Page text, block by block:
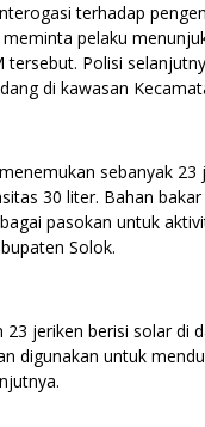
terhadap
pelaku
tersebut. Polisi
di kawasan
sebanyak 23
30 liter. Bahan
pasokan untuk
Solok.
23 jeriken berisi solar di
digunakan untuk